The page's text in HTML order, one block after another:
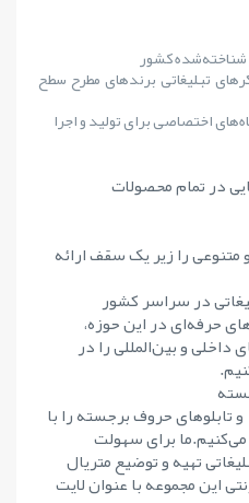
شناخته‌شده کشور
تبلیغاتی برندهای مطرح سطح
اختصاصی برای تولید و اجرا
در تمام محصولات
را زیر یک سقف ارائه
در سراسر کشور
حرفه‌ای در این حوزه،
و بین‌المللی را در
تابلوهای حروف برجسته را با
برای سهولت
تهیه و توضیع متریال
این مجموعه با عنوان لایت